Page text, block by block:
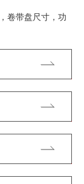
卷带盘尺寸，功